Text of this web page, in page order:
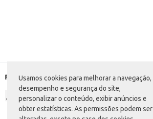
Usamos cookies para melhorar a navegação,
desempenho e segurança do site,
personalizar o conteúdo, exibir anúncios e
obter estatísticas. As permissões podem ser
Formas de pagamento